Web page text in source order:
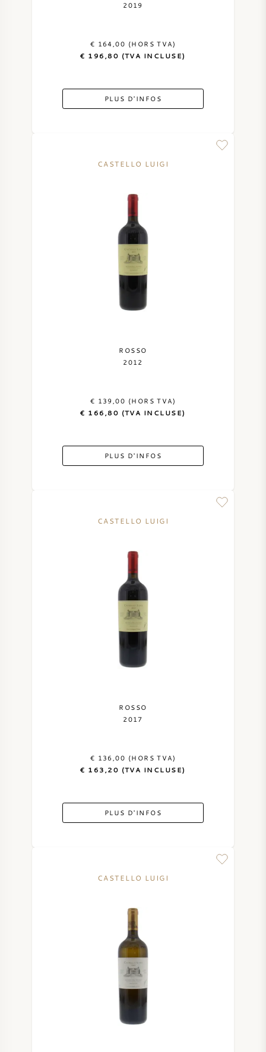
2019
€ 164,00 (HORS TVA)
€ 196,80 (TVA INCLUSE)
PLUS D'INFOS
CASTELLO LUIGI
ROSSO
2012
€ 139,00 (HORS TVA)
€ 166,80 (TVA INCLUSE)
PLUS D'INFOS
CASTELLO LUIGI
ROSSO
2017
€ 136,00 (HORS TVA)
€ 163,20 (TVA INCLUSE)
PLUS D'INFOS
CASTELLO LUIGI